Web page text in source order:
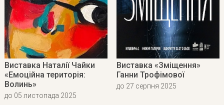
Виставка Наталії Чайки
«Емоційна територія:
Волинь»
до 05 листопада 2025
Виставка «Зміщення»
Ганни Трофімової
до 27 серпня 2025